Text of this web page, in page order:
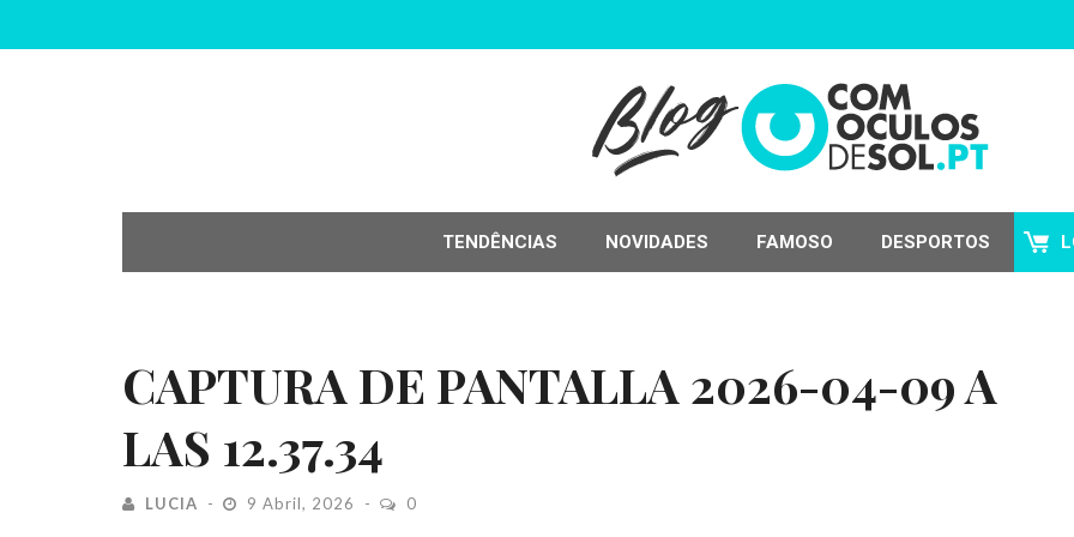
TENDÊNCIAS NOVIDADES FAMOSO DESPORTOS
CAPTURA DE PANTALLA 2026-04-09 A
LAS 12.37.34
LUCIA 9 Abril, 2026 0